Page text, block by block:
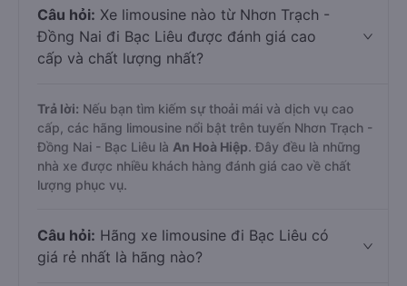
Câu hỏi: Xe limousine nào từ Nhơn Trạch -
Đồng Nai đi Bạc Liêu được đánh giá cao
cấp và chất lượng nhất?
Trả lời: Nếu bạn tìm kiếm sự thoải mái và dịch vụ cao
cấp, các hãng limousine nổi bật trên tuyến Nhơn Trạch -
Đồng Nai - Bạc Liêu là An Hoà Hiệp. Đây đều là những
nhà xe được nhiều khách hàng đánh giá cao về chất
lượng phục vụ.
Câu hỏi: Hãng xe limousine đi Bạc Liêu có
giá rẻ nhất là hãng nào?